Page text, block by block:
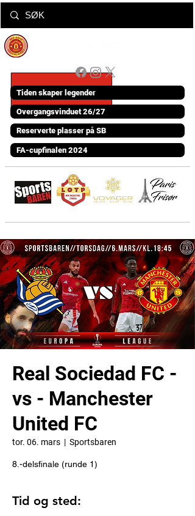
Tiden skaper legender
Overgangsvinduet 26/27
Reserverte plasser på SB
FA-cupfinalen 2024
Real Sociedad FC -
vs - Manchester
United FC
tor. 06. mars
  |
Sportsbaren
8.-delsfinale (runde 1)
Tid og sted: